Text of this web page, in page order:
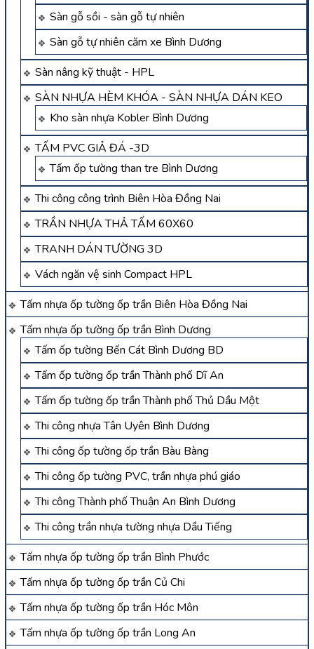
Sàn gỗ sồi - sàn gỗ tự nhiên
Sàn gỗ tự nhiên căm xe Bình Dương
Sàn nâng kỹ thuật - HPL
SÀN NHỰA HÈM KHÓA - SÀN NHỰA DÁN KEO
Kho sàn nhựa Kobler Bình Dương
TẤM PVC GIẢ ĐÁ -3D
Tấm ốp tường than tre Bình Dương
Thi công công trình Biên Hòa Đồng Nai
TRẦN NHỰA THẢ TẤM 60X60
TRANH DÁN TƯỜNG 3D
Vách ngăn vệ sinh Compact HPL
Tấm nhựa ốp tường ốp trần Biên Hòa Đồng Nai
Tấm nhựa ốp tường ốp trần Bình Dương
Tấm ốp tường Bến Cát Bình Dương BD
Tấm ốp tường ốp trần Thành phố Dĩ An
Tấm ốp tường ốp trần Thành phố Thủ Dầu Một
Thi công nhựa Tân Uyên Bình Dương
Thi công ốp tường ốp trần Bàu Bàng
Thi công ốp tường PVC, trần nhựa phú giáo
Thi công Thành phố Thuận An Bình Dương
Thi công trần nhựa tường nhựa Dầu Tiếng
Tấm nhựa ốp tường ốp trần Bình Phước
Tấm nhựa ốp tường ốp trần Củ Chi
Tấm nhựa ốp tường ốp trần Hóc Môn
Tấm nhựa ốp tường ốp trần Long An